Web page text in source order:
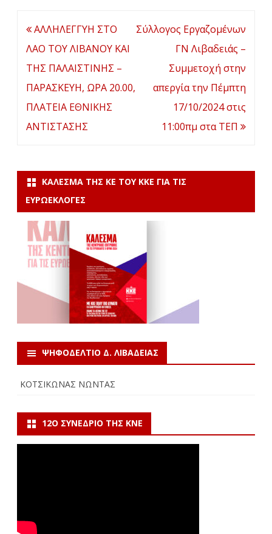
Πλοήγηση
άρθρων
ΑΛΛΗΛΕΓΓΥΗ ΣΤΟ
ΛΑΟ ΤΟΥ ΛΙΒΑΝΟΥ ΚΑΙ
ΤΗΣ ΠΑΛΑΙΣΤΙΝΗΣ –
ΠΑΡΑΣΚΕΥΗ, ΩΡΑ 20.00,
ΠΛΑΤΕΙΑ ΕΘΝΙΚΗΣ
ΑΝΤΙΣΤΑΣΗΣ
Σύλλογος Eργαζομένων
ΓΝ Λιβαδειάς –
Συμμετοχή στην
απεργία την Πέμπτη
17/10/2024 στις
11:00πμ στα ΤΕΠ
ΚΆΛΕΣΜΑ ΤΗΣ ΚΕ ΤΟΥ ΚΚΕ ΓΙΑ ΤΙΣ
ΕΥΡΩΕΚΛΟΓΈΣ
ΨΗΦΟΔΕΛΤΙΟ Δ. ΛΙΒΑΔΕΙΑΣ
ΚΟΤΣΙΚΩΝΑΣ ΝΩΝΤΑΣ
12Ο ΣΥΝΈΔΡΙΟ ΤΗΣ ΚΝΕ